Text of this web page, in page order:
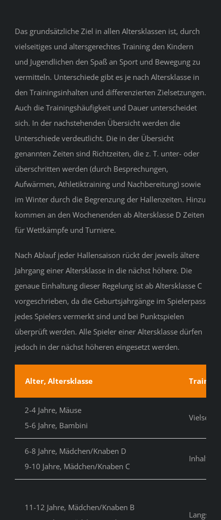
Das grundsätzliche Ziel in allen Altersklassen ist, durch
vielseitiges und altersgerechtes Training den Kindern
und Jugendlichen den Spaß an Sport und Bewegung zu
vermitteln. Unterschiede gibt es je nach Altersklasse in
den Trainingsinhalten und differenzierten Zielsetzungen.
Auch die Trainingshäufigkeit und ­Dauer unterscheidet
sich. In der nachstehenden Übersicht werden die
Unterschiede verdeutlicht. Die in der Übersicht
genannten Zeiten sind Richtzeiten, die z. T. unter- oder
überschritten werden (durch Besprechungen,
Aufwärmen, Athletiktraining und Nachbereitung) sowie
im Winter durch die Begrenzung der Hallenzeiten. Hinzu
kommen an den Wochenenden ab Altersklasse D Zeiten
für Wettkämpfe und Turniere.
Nach Ablauf jeder Hallensaison rückt der jeweils ältere
Jahrgang einer Altersklasse in die nächst höhere. Die
genaue Einhaltung dieser Regelung ist ab Altersklasse C
vorgeschrieben, da die Geburtsjahrgänge im Spielerpass
jedes Spielers vermerkt sind und bei Punktspielen
überprüft werden. Alle Spieler einer Altersklasse dürfen
jedoch in der nächst höheren eingesetzt werden.
Alter, Altersklasse
2-4 Jahre, Mäuse
5-6 Jahre, Bambini
6-8 Jahre, Mädchen/Knaben D
9-10 Jahre, Mädchen/Knaben C
Inhalte
11-12 Jahre, Mädchen/Knaben B